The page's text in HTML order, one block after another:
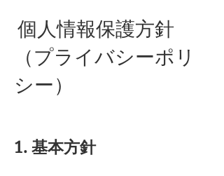
個人情報保護方針
（プライバシーポリ
シー）
1. 基本方針